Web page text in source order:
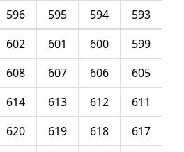
593
594
595
596
599
600
601
602
605
606
607
608
611
612
613
614
617
618
619
620